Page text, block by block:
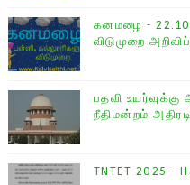
கனமழை -
விடுமுறை
பதவி உயர்வுக்கு
நீதிமன்றம்
TNTET 2025 -